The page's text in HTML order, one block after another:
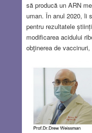
să producă un ARN
uman. În anul 2020, li
pentru rezultatele
modificarea acidului
obţinerea de